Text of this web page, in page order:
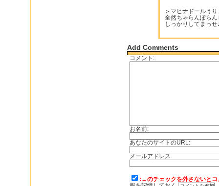
＞マヒナドールう
全然ちゃらんぽら
しっかりしてまっせ
Add Comments
コメント:
お名前:
あなたのサイトのURL:
メールアドレス:
:←のチェックを外さないと